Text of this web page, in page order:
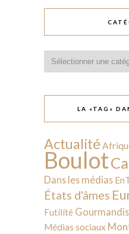
LA «TAG»
Actualité
Boulot
Dans les médias
États d'âmes
Futilité
Médias sociaux